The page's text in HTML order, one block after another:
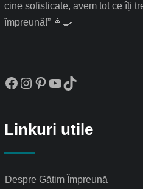
cine sofisticate, avem tot ce îți
împreună!” 👩‍🍳
Linkuri utile
Despre Gătim Împreună